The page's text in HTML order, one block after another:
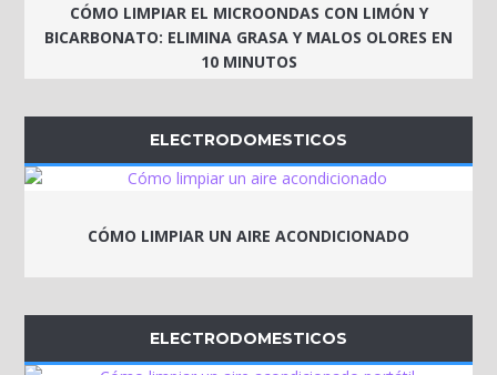
CÓMO LIMPIAR EL MICROONDAS CON LIMÓN Y
BICARBONATO: ELIMINA GRASA Y MALOS OLORES EN
10 MINUTOS
ELECTRODOMESTICOS
CÓMO LIMPIAR UN AIRE ACONDICIONADO
ELECTRODOMESTICOS